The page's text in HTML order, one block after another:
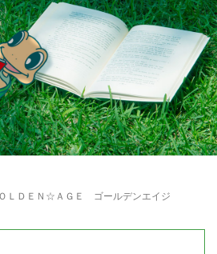
ＬＤＥＮ☆ＡＧＥ ゴールデンエイジ